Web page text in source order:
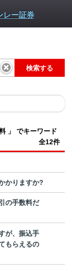
検索する
」 でキーワード
全12件
かりますか?
の手数料だ
が、振込手
もらえるの